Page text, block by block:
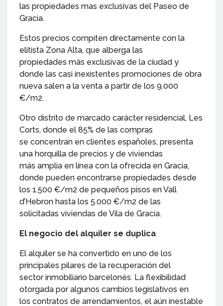
las propiedades mas exclusivas del Paseo de
Gracia.
Estos precios compiten directamente con la
elitista Zona Alta, que alberga las
propiedades más exclusivas de la ciudad y
donde las casi inexistentes promociones de obra
nueva salen a la venta a partir de los 9.000
€/m2.
Otro distrito de marcado carácter residencial, Les
Corts, donde el 85% de las compras
se concentran en clientes españoles, presenta
una horquilla de precios y de viviendas
más amplia en línea con la ofrecida en Gracia,
donde pueden encontrarse propiedades desde
los 1.500 €/m2 de pequeños pisos en Vall
d’Hebron hasta los 5.000 €/m2 de las
solicitadas viviendas de Vila de Gracia.
El negocio del alquiler se duplica
El alquiler se ha convertido en uno de los
principales pilares de la recuperación del
sector inmobiliario barcelonés. La flexibilidad
otorgada por algunos cambios legislativos en
los contratos de arrendamientos, el aún inestable